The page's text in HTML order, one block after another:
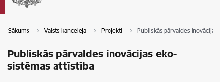
Sākums Valsts kanceleja Projekti Publiskās pārvaldes
Publiskās pārvaldes inovācijas eko-
sistēmas attīstība